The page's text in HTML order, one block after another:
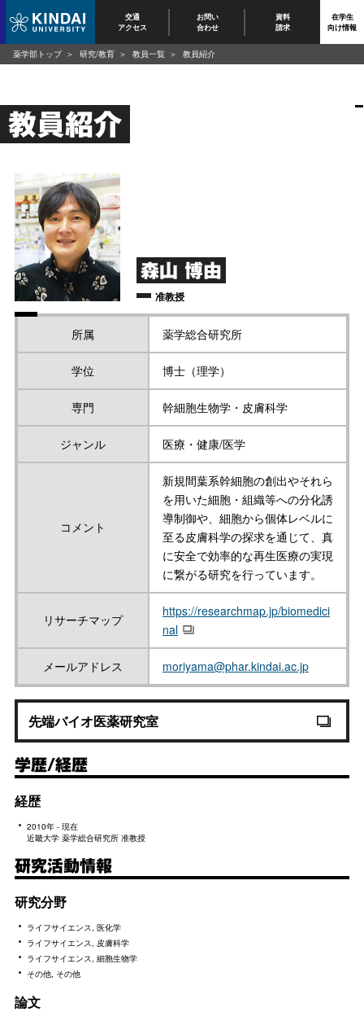
交通
アクセス
お問い
合わせ
資料
請求
在学生
向け情報
教員紹介
森山 博由
准教授
所属 薬学総合研究所
学位 博士（理学）
専門 幹細胞生物学・皮膚科学
ジャンル 医療・健康/医学
コメント
新規間葉系幹細胞の創出やそれら
を用いた細胞・組織等への分化誘
導制御や、細胞から個体レベルに
至る皮膚科学の探求を通じて、真
に安全で効率的な再生医療の実現
に繋がる研究を行っています。
リサーチマップ
https://researchmap.jp/biomedici
nal
メールアドレス moriyama@phar.kindai.ac.jp
先端バイオ医薬研究室
学歴/経歴
経歴
2010年 - 現在
近畿大学 薬学総合研究所 准教授
研究活動情報
研究分野
ライフサイエンス, 医化学
ライフサイエンス, 皮膚科学
ライフサイエンス, 細胞生物学
その他, その他
論文
薬学部トップ 研究/教育 教員一覧 教員紹介